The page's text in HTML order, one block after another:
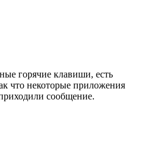
горячие клавиши, есть
что некоторые приложения
сообщение.